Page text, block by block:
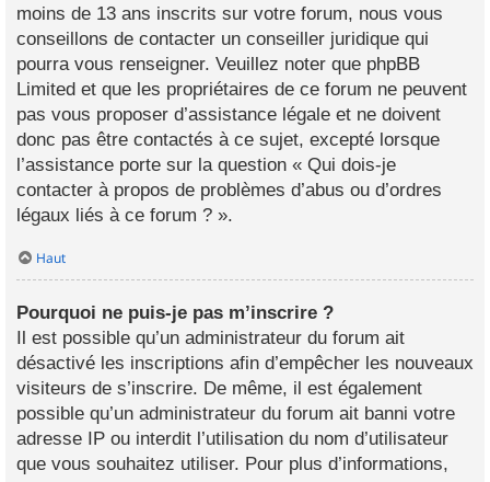
moins de 13 ans inscrits sur votre forum, nous vous
conseillons de contacter un conseiller juridique qui
pourra vous renseigner. Veuillez noter que phpBB
Limited et que les propriétaires de ce forum ne peuvent
pas vous proposer d’assistance légale et ne doivent
donc pas être contactés à ce sujet, excepté lorsque
l’assistance porte sur la question « Qui dois-je
contacter à propos de problèmes d’abus ou d’ordres
légaux liés à ce forum ? ».
Haut
Pourquoi ne puis-je pas m’inscrire ?
Il est possible qu’un administrateur du forum ait
désactivé les inscriptions afin d’empêcher les nouveaux
visiteurs de s’inscrire. De même, il est également
possible qu’un administrateur du forum ait banni votre
adresse IP ou interdit l’utilisation du nom d’utilisateur
que vous souhaitez utiliser. Pour plus d’informations,